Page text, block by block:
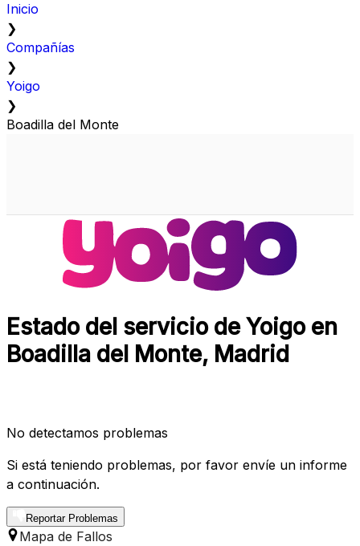
Inicio
❯
Compañías
❯
Yoigo
❯
Boadilla del Monte
Estado del servicio de Yoigo en
Boadilla del Monte, Madrid
No detectamos problemas
Si está teniendo problemas, por favor envíe un informe
a continuación.
Reportar Problemas
Mapa de Fallos